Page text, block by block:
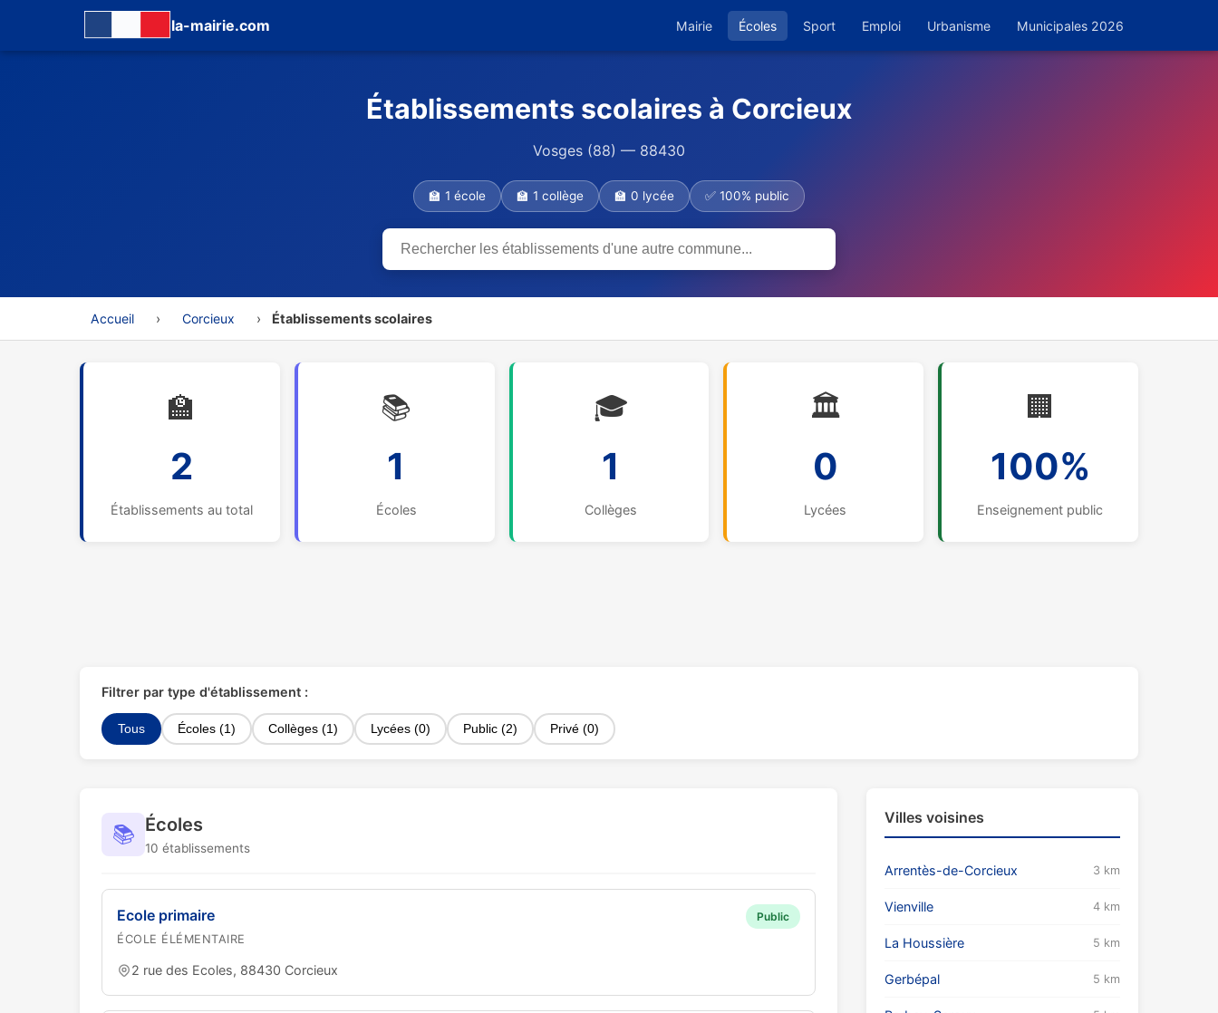
la-mairie.com Mairie Écoles Sport Emploi Urbanisme Municipales 2026
Établissements scolaires à Corcieux
Vosges (88) — 88430
🏫 1 école 🏫 1 collège 🏫 0 lycée ✅ 100% public
Accueil › Corcieux › Établissements scolaires
🏫
2
Établissements au total
📚
1
Écoles
🎓
1
Collèges
🏛️
0
Lycées
🏢
100%
Enseignement public
Filtrer par type d'établissement :
Tous Écoles (1) Collèges (1) Lycées (0) Public (2) Privé (0)
📚 Écoles
10 établissements
Ecole primaire
ÉCOLE ÉLÉMENTAIRE
Public
2 rue des Ecoles, 88430 Corcieux
Villes voisines
Arrentès-de-Corcieux 3 km
Vienville 4 km
La Houssière 5 km
Gerbépal 5 km